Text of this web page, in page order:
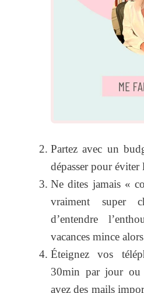
Partez avec un
dépasser pour éviter
Ne dites jamais «
vraiment super
d’entendre
vacances mince
Éteignez vos
30min par jour
avez des mails